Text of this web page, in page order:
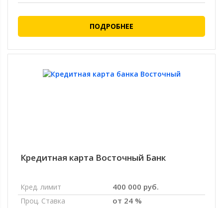
ПОДРОБНЕЕ
Кредитная карта Восточный Банк
Кред. лимит 400 000 руб.
Проц. Ставка от 24 %